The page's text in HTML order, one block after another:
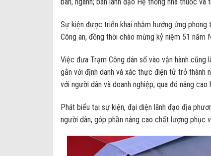
Sự kiện được triển khai nhằm hưởng ứng phong
Công an, đồng thời chào mừng kỷ niệm 51
Việc đưa Trạm Công dân số vào vận hành
gắn với định danh và xác thực điện tử trở thành
với người dân và doanh nghiệp, qua đó nâng
Phát biểu tại sự kiện, đại diện lãnh đạo địa
người dân, góp phần nâng cao chất lượng phục